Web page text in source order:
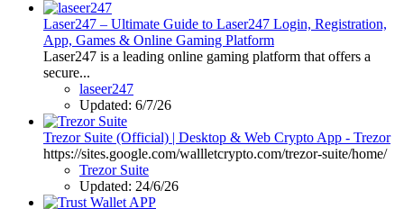
Laser247 – Ultimate Guide to Laser247 Login, Registration,
App, Games & Online Gaming Platform
Laser247 is a leading online gaming platform that offers a
secure...
laseer247
Updated: 6/7/26
Trezor Suite (Official) | Desktop & Web Crypto App - Trezor
https://sites.google.com/wallletcrypto.com/trezor-suite/home/
Trezor Suite
Updated: 24/6/26